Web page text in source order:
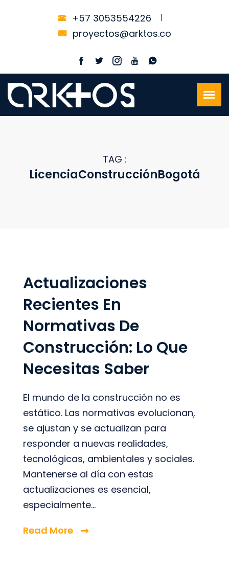
+57 3053554226
proyectos@arktos.co
TAG :
LicenciaConstrucciónBogotá
Actualizaciones
Recientes En
Normativas De
Construcción: Lo Que
Necesitas Saber
El mundo de la construcción no es
estático. Las normativas evolucionan,
se ajustan y se actualizan para
responder a nuevas realidades,
tecnológicas, ambientales y sociales.
Mantenerse al día con estas
actualizaciones es esencial,
especialmente...
Read More